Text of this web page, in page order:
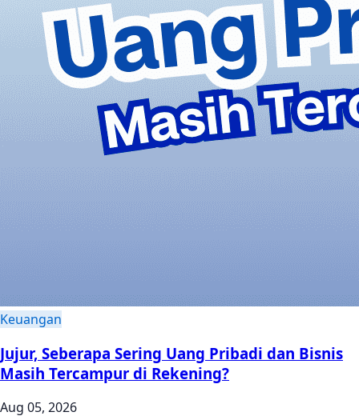
Keuangan
Jujur, Seberapa Sering Uang Pribadi dan Bisnis
Masih Tercampur di Rekening?
Aug 05, 2026